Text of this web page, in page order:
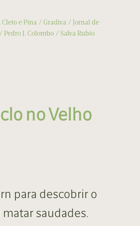
Cleto e Pina Gradiva
Jornal de
Pedro J. Colombo Salva Rubio
no Velho
para descobrir o
saudades.